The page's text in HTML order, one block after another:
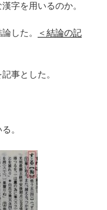
字を用いるのか。
した。
＜結論の記
事とした。
。